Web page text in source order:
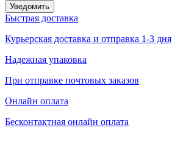
Уведомить
Быстрая доставка
Курьерская доставка и отправка 1-3 дня
Надежная упаковка
При отправке почтовых заказов
Онлайн оплата
Бесконтактная онлайн оплата